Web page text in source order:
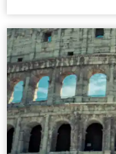
8,5


4.140 opiniões
Sistina